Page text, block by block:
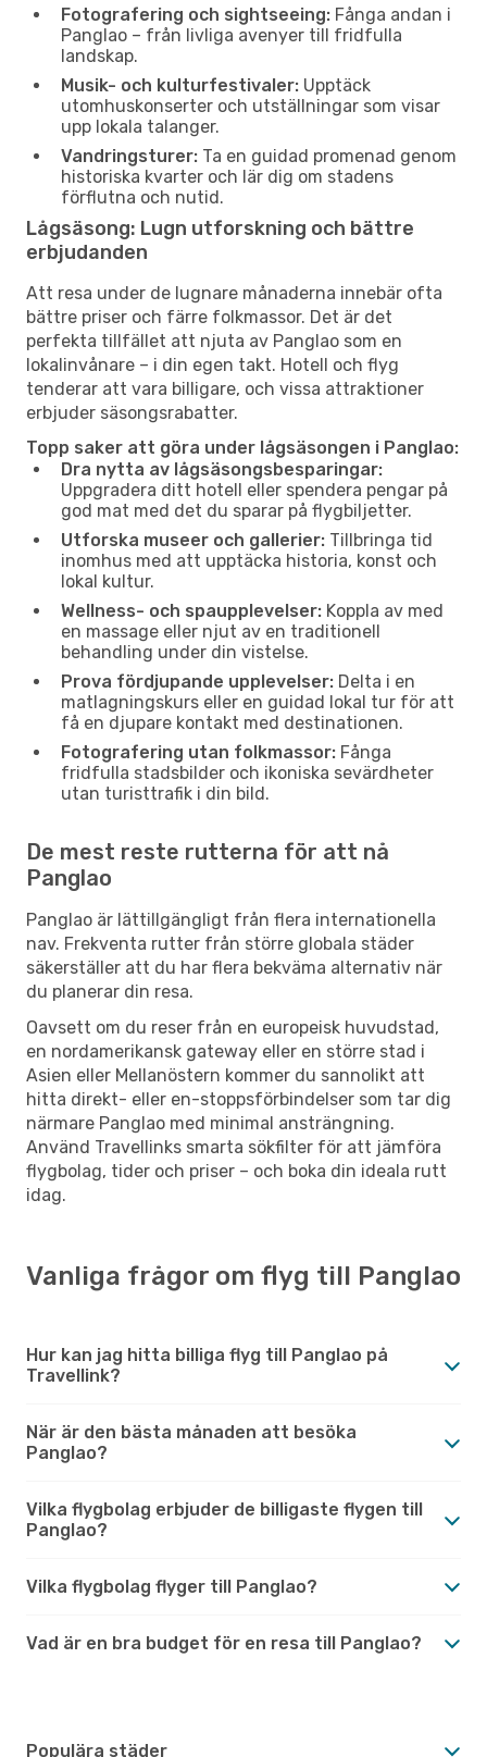
Fotografering och sightseeing: Fånga andan i
Panglao – från livliga avenyer till fridfulla
landskap.
Musik- och kulturfestivaler: Upptäck
utomhuskonserter och utställningar som visar
upp lokala talanger.
Vandringsturer: Ta en guidad promenad genom
historiska kvarter och lär dig om stadens
förflutna och nutid.
Lågsäsong: Lugn utforskning och bättre
erbjudanden
Att resa under de lugnare månaderna innebär ofta
bättre priser och färre folkmassor. Det är det
perfekta tillfället att njuta av Panglao som en
lokalinvånare – i din egen takt. Hotell och flyg
tenderar att vara billigare, och vissa attraktioner
erbjuder säsongsrabatter.
Topp saker att göra under lågsäsongen i Panglao:
Dra nytta av lågsäsongsbesparingar:
Uppgradera ditt hotell eller spendera pengar på
god mat med det du sparar på flygbiljetter.
Utforska museer och gallerier: Tillbringa tid
inomhus med att upptäcka historia, konst och
lokal kultur.
Wellness- och spaupplevelser: Koppla av med
en massage eller njut av en traditionell
behandling under din vistelse.
Prova fördjupande upplevelser: Delta i en
matlagningskurs eller en guidad lokal tur för att
få en djupare kontakt med destinationen.
Fotografering utan folkmassor: Fånga
fridfulla stadsbilder och ikoniska sevärdheter
utan turisttrafik i din bild.
De mest reste rutterna för att nå
Panglao
Panglao är lättillgängligt från flera internationella
nav. Frekventa rutter från större globala städer
säkerställer att du har flera bekväma alternativ när
du planerar din resa.
Oavsett om du reser från en europeisk huvudstad,
en nordamerikansk gateway eller en större stad i
Asien eller Mellanöstern kommer du sannolikt att
hitta direkt- eller en-stoppsförbindelser som tar dig
närmare Panglao med minimal ansträngning.
Använd Travellinks smarta sökfilter för att jämföra
flygbolag, tider och priser – och boka din ideala rutt
idag.
Vanliga frågor om flyg till Panglao
Hur kan jag hitta billiga flyg till Panglao på
Travellink?
När är den bästa månaden att besöka
Panglao?
Vilka flygbolag erbjuder de billigaste flygen till
Panglao?
Vilka flygbolag flyger till Panglao?
Vad är en bra budget för en resa till Panglao?
Populära städer